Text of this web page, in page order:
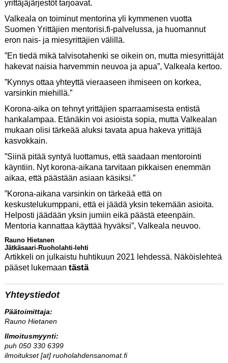
yrittäjäjärjestöt tarjoavat.
Valkeala on toiminut mentorina yli kymmenen vuotta
Suomen Yrittäjien mentorisi.fi-palvelussa, ja huomannut
eron nais- ja miesyrittäjien välillä.
”En tiedä mikä talvisotahenki se oikein on, mutta miesyrittäjät
hakevat naisia harvemmin neuvoa ja apua”, Valkeala kertoo.
”Kynnys ottaa yhteyttä vieraaseen ihmiseen on korkea,
varsinkin miehillä.”
Korona-aika on tehnyt yrittäjien sparraamisesta entistä
hankalampaa. Etänäkin voi asioista sopia, mutta Valkealan
mukaan olisi tärkeää aluksi tavata apua hakeva yrittäjä
kasvokkain.
”Siinä pitää syntyä luottamus, että saadaan mentorointi
käyntiin. Nyt korona-aikana tarvitaan pikkaisen enemmän
aikaa, että päästään asiaan käsiksi.”
”Korona-aikana varsinkin on tärkeää että on
keskustelukumppani, että ei jäädä yksin tekemään asioita.
Helposti jäädään yksin jumiin eikä päästä eteenpäin.
Mentoria kannattaa käyttää hyväksi”, Valkeala neuvoo.
Rauno Hietanen
Jätkäsaari-Ruoholahti-lehti
Artikkeli on julkaistu huhtikuun 2021 lehdessä. Näköislehteä
pääset lukemaan tästä
Yhteystiedot
Päätoimittaja:
Rauno Hietanen
Ilmoitusmyynti:
puh 050 330 6399
ilmoitukset [at] ruoholahdensanomat.fi